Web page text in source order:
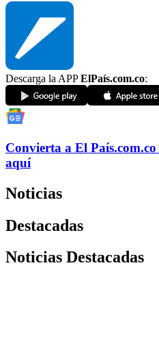
Descarga la APPElPaís.com.co:
Convierta a El País.com.co
aquí
Noticias
Destacadas
Noticias Destacadas